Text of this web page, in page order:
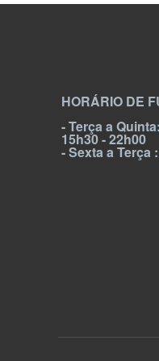
HORÁRIO DE
- Terça a Quinta:
15h30 - 22h00
- Sexta a Terça